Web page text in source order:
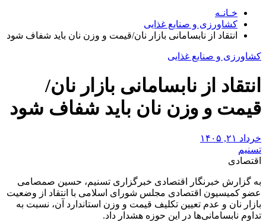
خـانـه
کشاورزی و صنایع غذایی
انتقاد از نابسامانی بازار نان/قیمت و وزن نان باید شفاف شود
کشاورزی و صنایع غذایی
انتقاد از نابسامانی بازار نان/
قیمت و وزن نان باید شفاف شود
خرداد ۲۱, ۱۴۰۵
تسنیم
اقتصادی
به گزارش خبرنگار اقتصادی خبرگزاری تسنیم، حسین صمصامی
عضو کمیسیون اقتصادی مجلس شورای اسلامی با انتقاد از وضعیت
بازار نان و عدم تعیین تکلیف قیمت و وزن استاندارد آن، نسبت به
تداوم نابسامانی‌ها در این حوزه هشدار داد.